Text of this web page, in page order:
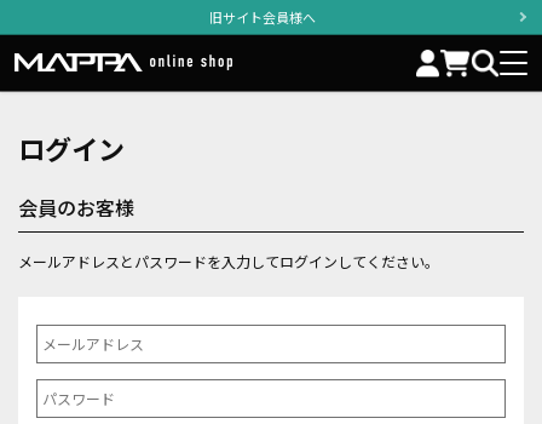
旧サイト会員様へ
ログイン
会員のお客様
メールアドレスとパスワードを入力してログインしてください。